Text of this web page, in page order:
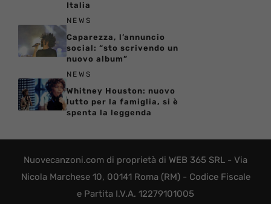
Italia
NEWS
Caparezza, l’annuncio
social: “sto scrivendo un
nuovo album”
NEWS
Whitney Houston: nuovo
lutto per la famiglia, si è
spenta la leggenda
Nuovecanzoni.com di proprietà di WEB 365 SRL - Via
Nicola Marchese 10, 00141 Roma (RM) - Codice Fiscale
e Partita I.V.A. 12279101005